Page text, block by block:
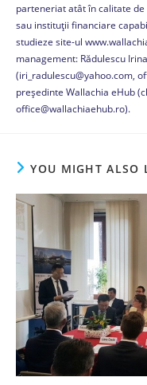
parteneriat atât în calitate
sau instituții financiare
studieze site-ul
management: Rădulescu
(iri_radulescu@yahoo.com,
președinte Wallachia eHub
office@wallachiaehub.ro).
YOU MIGHT ALSO